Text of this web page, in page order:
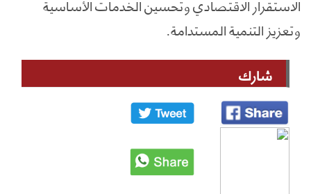
وتعزيز التنمية المستدامة.
شارك